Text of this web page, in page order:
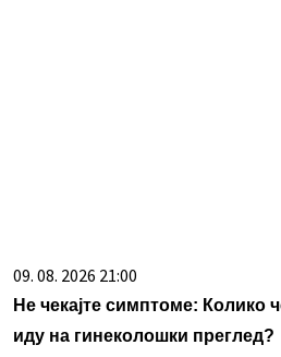
09. 08. 2026 21:00
Не чекајте симптоме: Колико
иду на гинеколошки преглед?